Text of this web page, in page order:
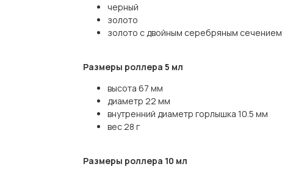
черный
золото
золото с двойным серебряным сечением
Размеры роллера 5 мл
высота 67 мм
диаметр 22 мм
внутренний диаметр горлышка 10.5 мм
вес 28 г
Размеры роллера 10 мл